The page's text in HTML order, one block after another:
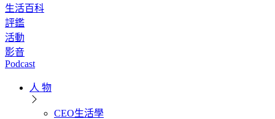
生活百科
評鑑
活動
影音
Podcast
人 物
CEO生活學